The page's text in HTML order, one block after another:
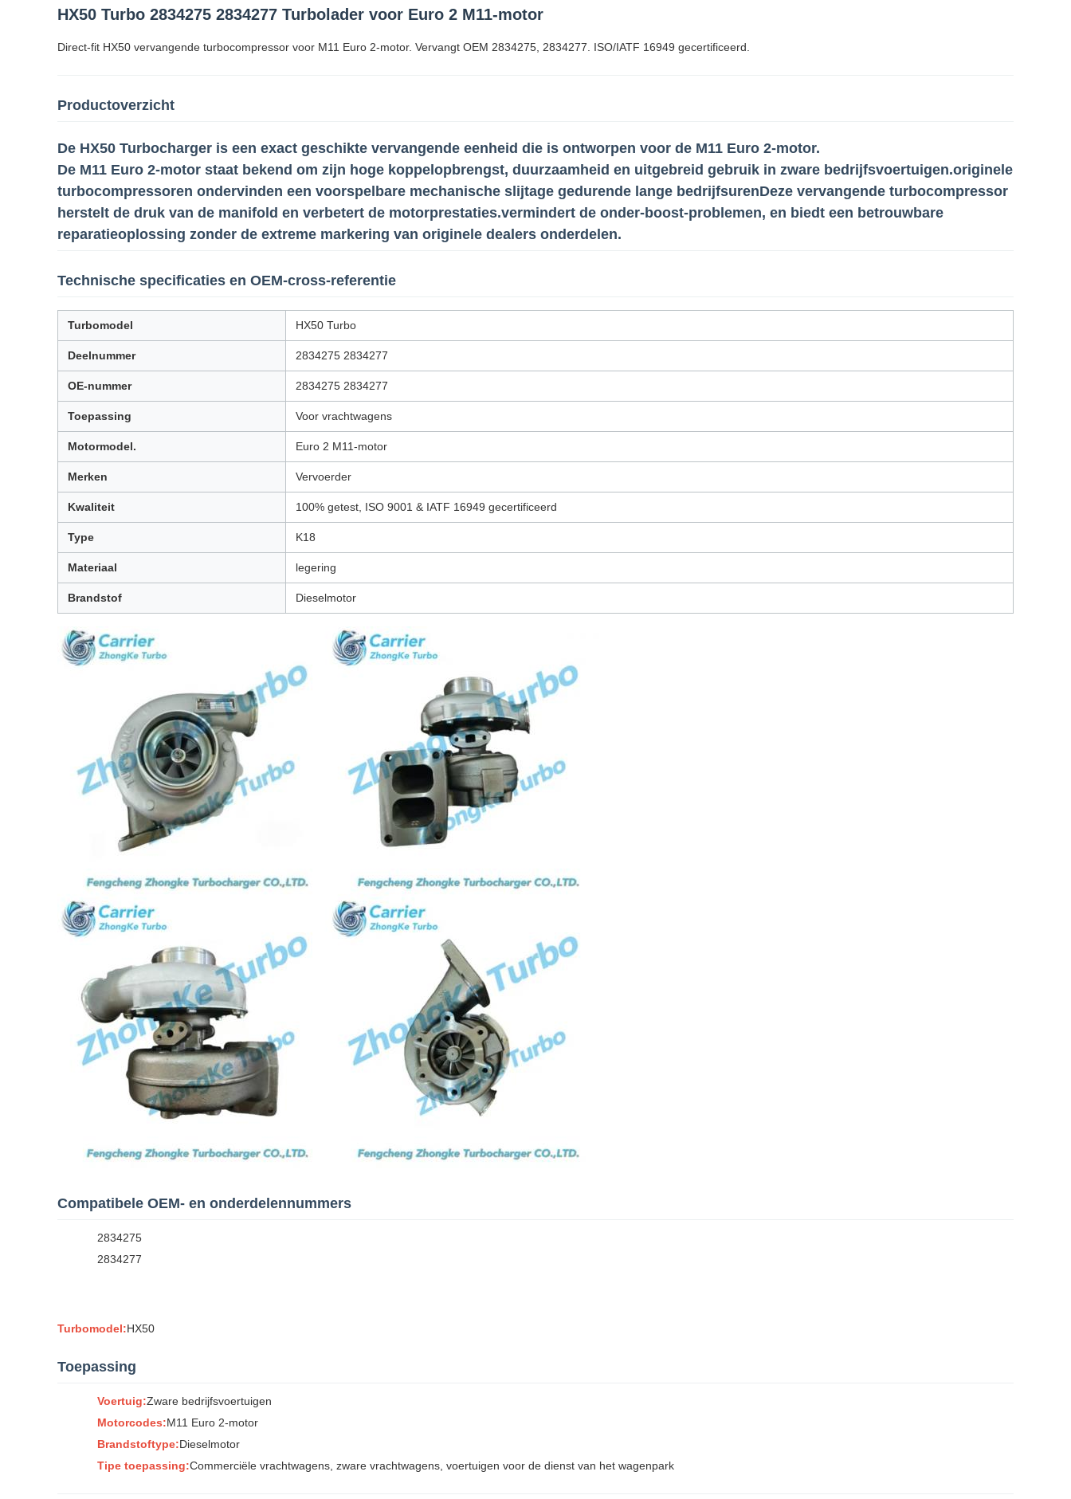
HX50 Turbo 2834275 2834277 Turbolader voor Euro 2 M11-motor
Direct-fit HX50 vervangende turbocompressor voor M11 Euro 2-motor. Vervangt OEM 2834275, 2834277. ISO/IATF 16949 gecertificeerd.
Productoverzicht
De HX50 Turbocharger is een exact geschikte vervangende eenheid die is ontworpen voor de M11 Euro 2-motor.
De M11 Euro 2-motor staat bekend om zijn hoge koppelopbrengst, duurzaamheid en uitgebreid gebruik in zware bedrijfsvoertuigen.originele
turbocompressoren ondervinden een voorspelbare mechanische slijtage gedurende lange bedrijfsurenDeze vervangende turbocompressor
herstelt de druk van de manifold en verbetert de motorprestaties.vermindert de onder-boost-problemen, en biedt een betrouwbare
reparatieoplossing zonder de extreme markering van originele dealers onderdelen.
Technische specificaties en OEM-cross-referentie
Turbomodel HX50 Turbo
Deelnummer 2834275 2834277
OE-nummer 2834275 2834277
Toepassing Voor vrachtwagens
Motormodel. Euro 2 M11-motor
Merken Vervoerder
Kwaliteit 100% getest, ISO 9001 & IATF 16949 gecertificeerd
Type K18
Materiaal legering
Brandstof Dieselmotor
Compatibele OEM- en onderdelennummers
2834275
2834277
Turbomodel:HX50
Toepassing
Voertuig:Zware bedrijfsvoertuigen
Motorcodes:M11 Euro 2-motor
Brandstoftype:Dieselmotor
Tipe toepassing:Commerciële vrachtwagens, zware vrachtwagens, voertuigen voor de dienst van het wagenpark